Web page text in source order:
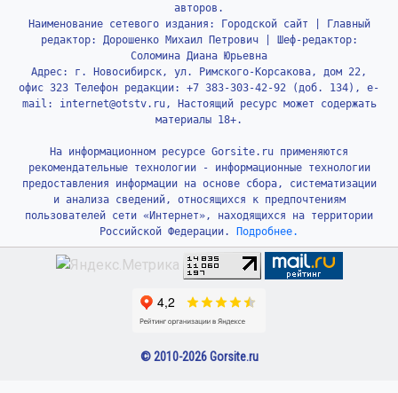
авторов.
Наименование сетевого издания: Городской сайт | Главный
редактор: Дорошенко Михаил Петрович | Шеф-редактор:
Соломина Диана Юрьевна
Адрес: г. Новосибирск, ул. Римского-Корсакова, дом 22,
офис 323 Телефон редакции: +7 383-303-42-92 (доб. 134), e-
mail: internet@otstv.ru, Настоящий ресурс может содержать
материалы 18+.
На информационном ресурсе Gorsite.ru применяются
рекомендательные технологии - информационные технологии
предоставления информации на основе сбора, систематизации
и анализа сведений, относящихся к предпочтениям
пользователей сети «Интернет», находящихся на территории
Российской Федерации.
Подробнее.
© 2010-2026 Gorsite.ru